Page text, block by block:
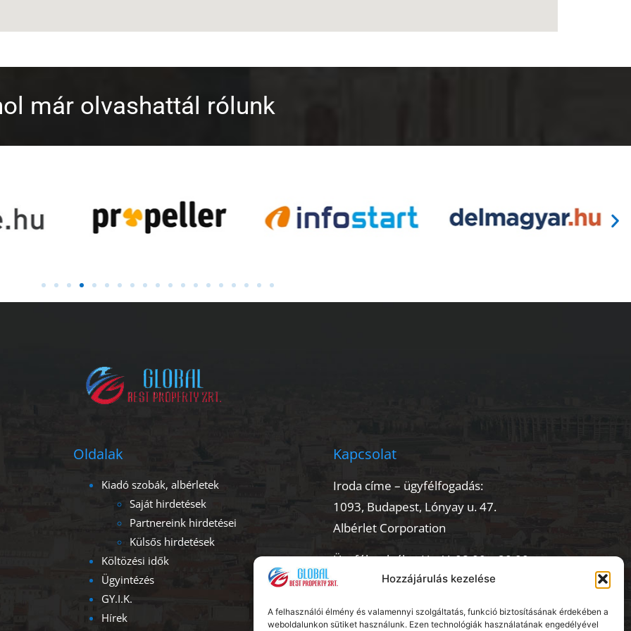
Hozzájárulás kezelése
A felhasználói élmény és valamennyi szolgáltatás, funkció biztosításának érdekében a
weboldalunkon sütiket használunk. Ezen technológiák használatának engedélyével
már olvashattál rólunk
Oldalak
Kiadó szobák, albérletek
Saját hirdetések
Partnereink hirdetései
Külsős hirdetések
Költözési idők
Ügyintézés
GY.I.K.
Hírek
Kapcsolat
Iroda címe – ügyfélfogadás:
1093, Budapest, Lónyay u. 47.
Albérlet Corporation
Ügyfélszolgálat: H – V: 08.00 – 20.00
Telefon:
E-mail:info@kiadoszobabudapest.hu